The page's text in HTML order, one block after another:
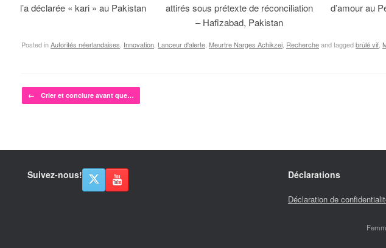
l’a déclarée « kari » au Pakistan
attirés sous prétexte de réconciliation
– Hafizabad, Pakistan
d’amour au
Posted inAutorités néerlandaises, Innovation, Lanceur d'alerte, Meurtre Narges Achikzei, Rechercheand taggedbrûlé vif,
Post navigation
← Crier et conclure avant que…
Suivez-nous! Déclarations
Déclaration de